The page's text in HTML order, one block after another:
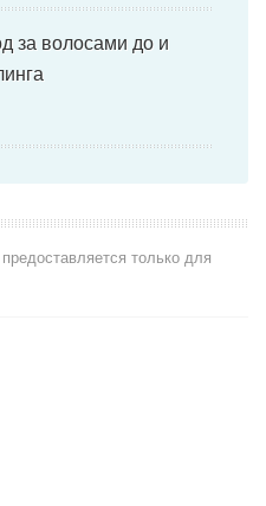
за волосами до и
только для